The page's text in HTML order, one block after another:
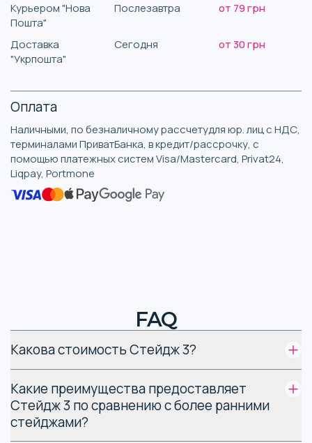
Курьером "Нова
Пошта"
Послезавтра от 79 грн
Доставка
"Укрпошта"
Сегодня от 30 грн
Оплата
Наличными, по безналичному рассчетудля юр. лиц с НДС,
терминалами ПриватБанка, в кредит/рассрочку, с
помощью платежных систем Visa/Mastercard, Privat24,
Liqpay, Portmone
FAQ
Какова стоимость Стейдж 3?
Какие преимущества предоставляет
Стейдж 3 по сравнению с более ранними
стейджами?